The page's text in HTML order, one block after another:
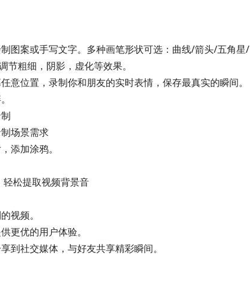
图案或手写文字。多种画笔形状可选：曲线/箭头/五角星/
粗细，阴影，虚化等效果。
位置，录制你和朋友的实时表情，保存最真实的瞬间。
场景需求
添加涂鸦。
松提取视频背景音
视频。
更优的用户体验。
到社交媒体，与好友共享精彩瞬间。